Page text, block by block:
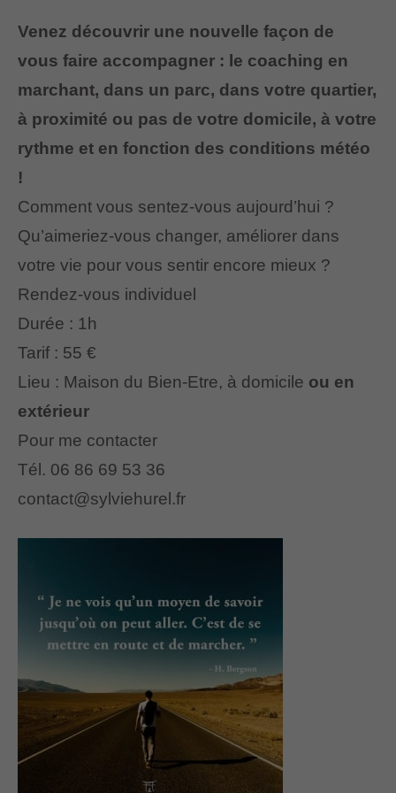
Venez découvrir une nouvelle façon de
vous faire accompagner : le coaching en
marchant, dans un parc, dans votre quartier,
à proximité ou pas de votre domicile, à votre
rythme et en fonction des conditions météo
!
Comment vous sentez-vous aujourd’hui ?
Qu’aimeriez-vous changer, améliorer dans
votre vie pour vous sentir encore mieux ?
Rendez-vous individuel
Durée : 1h
Tarif : 55 €
Lieu : Maison du Bien-Etre, à domicile ou en
extérieur
Pour me contacter
Tél. 06 86 69 53 36
contact@sylviehurel.fr